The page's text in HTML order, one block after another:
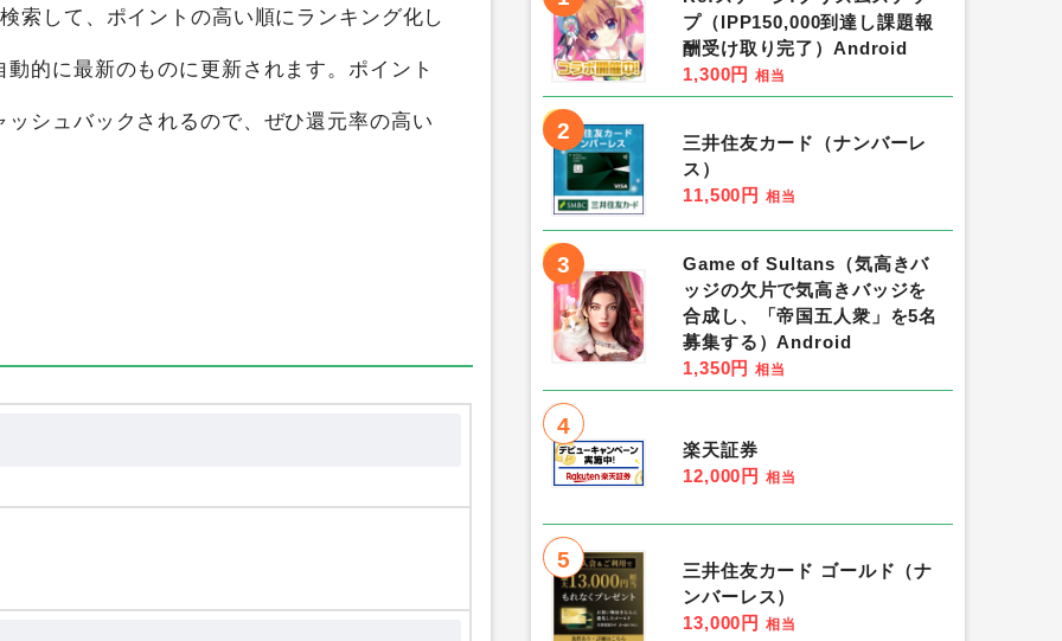
索して、ポイントの高い順にランキング化し
的に最新のものに更新されます。ポイント
シュバックされるので、ぜひ還元率の高い
プ（IPP150,000到達し課題報
酬受け取り完了）Android
1,300円 相当
2
三井住友カード（ナンバーレ
ス）
11,500円 相当
3
Game of Sultans（気高きバ
ッジの欠片で気高きバッジを
合成し、「帝国五人衆」を5名
募集する）Android
1,350円 相当
4
楽天証券
12,000円 相当
5
三井住友カード ゴールド（ナ
ンバーレス）
13,000円 相当